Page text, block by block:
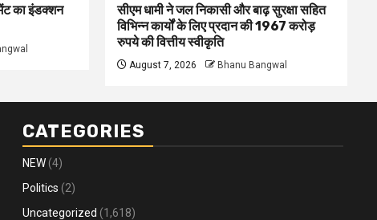
का इंडक्शन
सीएम धामी ने जल निकासी और बाढ़ सुरक्षा सहित
विभिन्न कार्यों के लिए प्रदान की 1967 करोड़
रुपये की वित्तीय स्वीकृति
August 7, 2026 Bhanu Bangwal
CATEGORIES
NEW (4)
Politics (2)
Uncategorized (1,618)